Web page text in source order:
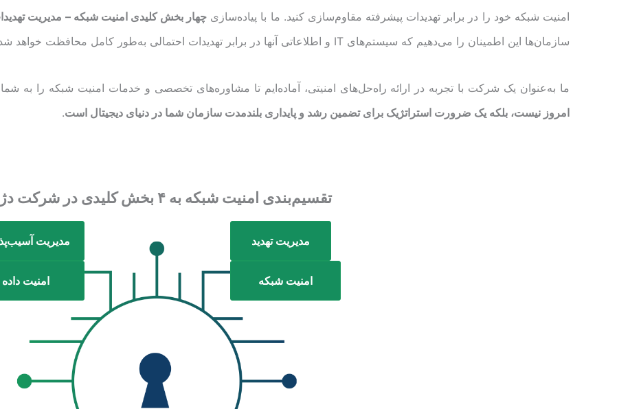
امنیت شبکه خود را در برابر تهدیدات پیشرفته مقاوم‌سازی کنید. ما با پیاده‌سازی چهار بخش کلیدی امنیت شبکه – مدیریت
سازمان‌ها این اطمینان را می‌دهیم که سیستم‌های IT و اطلاعاتی آنها در برابر تهدیدات احتمالی به‌طور کامل محافظت خواهد شد.
ما به‌عنوان یک شرکت با تجربه در ارائه راه‌حل‌های امنیتی، آماده‌ایم تا مشاوره‌های تخصصی و خدمات امنیت شبکه را به شما
امروز نیست، بلکه یک ضرورت استراتژیک برای تضمین رشد و پایداری بلندمدت سازمان شما در دنیای دیجیتال است.
تقسیم‌بندی امنیت شبکه به ۴ بخش کلیدی در شرکت دژپاد
مدیریت تهدید
امنیت شبکه
مدیریت
امنیت داده